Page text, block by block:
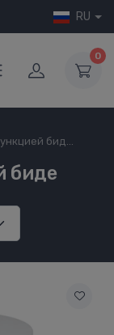
RU
0
бид...
биде